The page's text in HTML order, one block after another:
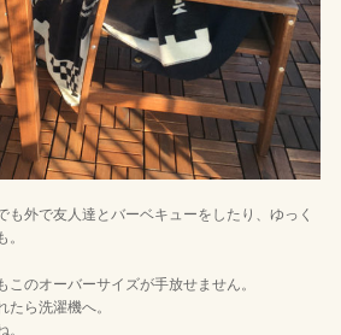
も外で友人達とバーベキューをしたり、ゆっく
のオーバーサイズが手放せません。
ら洗濯機へ。